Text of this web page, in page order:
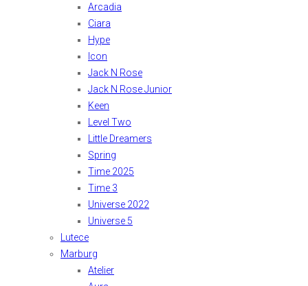
Arcadia
Ciara
Hype
Icon
Jack N Rose
Jack N Rose Junior
Keen
Level Two
Little Dreamers
Spring
Time 2025
Time 3
Universe 2022
Universe 5
Lutece
Marburg
Atelier